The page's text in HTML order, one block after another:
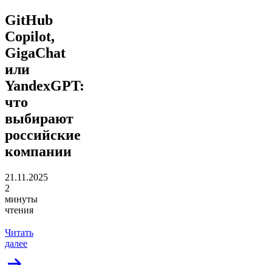
GitHub
Copilot,
GigaChat
или
YandexGPT:
что
выбирают
российские
компании
21.11.2025
2
минуты
чтения
Читать
далее